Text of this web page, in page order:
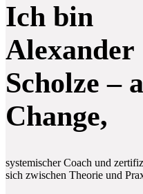
Ich bin
Alexander
Scholze –
Change,
systemischer Coach und
sich zwischen Theorie und